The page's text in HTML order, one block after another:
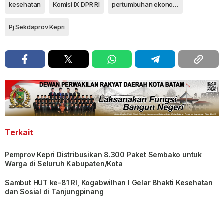
kesehatan Komisi IX DPR RI pertumbuhan ekonomi
Pj Sekdaprov Kepri
Terkait
Pemprov Kepri Distribusikan 8.300 Paket Sembako untuk
Warga di Seluruh Kabupaten/Kota
Sambut HUT ke-81 RI, Kogabwilhan I Gelar Bhakti Kesehatan
dan Sosial di Tanjungpinang